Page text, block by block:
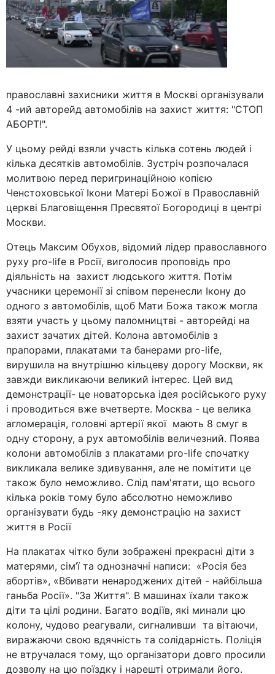
православні захисники життя в Москві організували
4 -ий авторейд автомобілів на захист життя: "СТОП
АБОРТ!".
У цьому рейді взяли участь кілька сотень людей і
кілька десятків автомобілів. Зустріч розпочалася
молитвою перед перигринаційною копією
Ченстоховської Ікони Матері Божої в Православній
церкві Благовіщення Пресвятої Богородиці в центрі
Москви.
Отець Максим Обухов, відомий лідер православного
руху pro-life в Росії, виголосив проповідь про
діяльність на захист людського життя. Потім
учасники церемонії зі співом перенесли Ікону до
одного з автомобілів, щоб Мати Божа також могла
взяти участь у цьому паломництві - авторейді на
захист зачатих дітей. Колона автомобілів з
прапорами, плакатами та банерами pro-life,
вирушила на внутрішню кільцеву дорогу Москви, як
завжди викликаючи великий інтерес. Цей вид
демонстрації- це новаторська ідея російського руху
і проводиться вже вчетверте. Москва - це велика
агломерація, головні артерії якої мають 8 смуг в
одну сторону, а рух автомобілів величезний. Поява
колони автомобілів з плакатами pro-life спочатку
викликала велике здивування, але не помітити це
також було неможливо. Слід пам'ятати, що всього
кілька років тому було абсолютно неможливо
організувати будь -яку демонстрацію на захист
життя в Росії
На плакатах чітко були зображені прекрасні діти з
матерями, сім’ї та однозначні написи: «Росія без
абортів», «Вбивати ненароджених дітей - найбільша
ганьба Росії». "За Життя". В машинах їхали також
діти та цілі родини. Багато водіїв, які минали цю
колону, чудово реагували, сигналивши та вітаючи,
виражаючи свою вдячність та солідарність. Поліція
не втручалася тому, що організатори довго просили
дозволу на цю поїздку і нарешті отримали його.